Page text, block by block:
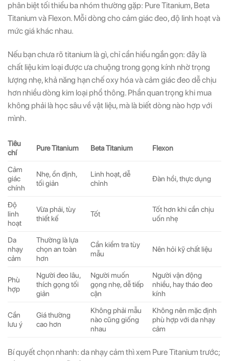
phân biệt tối thiểu ba nhóm thường gặp: Pure Titanium, Beta
Titanium và Flexon. Mỗi dòng cho cảm giác đeo, độ linh hoạt và
mức giá khác nhau.
Nếu bạn chưa rõ titanium là gì, chỉ cần hiểu ngắn gọn: đây là
chất liệu kim loại được ưa chuộng trong gọng kính nhờ trọng
lượng nhẹ, khả năng hạn chế oxy hóa và cảm giác đeo dễ chịu
hơn nhiều dòng kim loại phổ thông. Phần quan trọng khi mua
không phải là học sâu về vật liệu, mà là biết dòng nào hợp với
mình.
Tiêu
chí
Pure Titanium Beta Titanium Flexon
Cảm
giác
chính
Nhẹ, ổn định,
tối giản
Linh hoạt, dễ
chỉnh
Đàn hồi, thực dụng
Độ
linh
hoạt
Vừa phải, tùy
thiết kế
Tốt
Tốt hơn khi cần chịu
uốn nhẹ
Da
nhạy
cảm
Thường là lựa
chọn an toàn
hơn
Cần kiểm tra tùy
mẫu
Nên hỏi kỹ chất liệu
Phù
hợp
Người đeo lâu,
thích gọng tối
giản
Người muốn
gọng nhẹ, dễ tiếp
cận
Người vận động
nhiều, hay tháo đeo
kính
Cần
lưu ý
Giá thường
cao hơn
Không phải mẫu
nào cũng giống
nhau
Không nên mặc định
phù hợp với da nhạy
cảm
Bí quyết chọn nhanh: da nhạy cảm thì xem Pure Titanium trước;